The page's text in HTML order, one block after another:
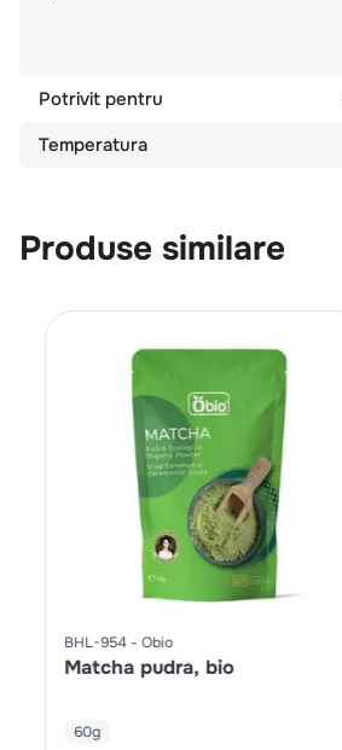
Potrivit pentru
Temperatura
Produse similare
BHL-954 Obio
Matcha pudra, bio
60g